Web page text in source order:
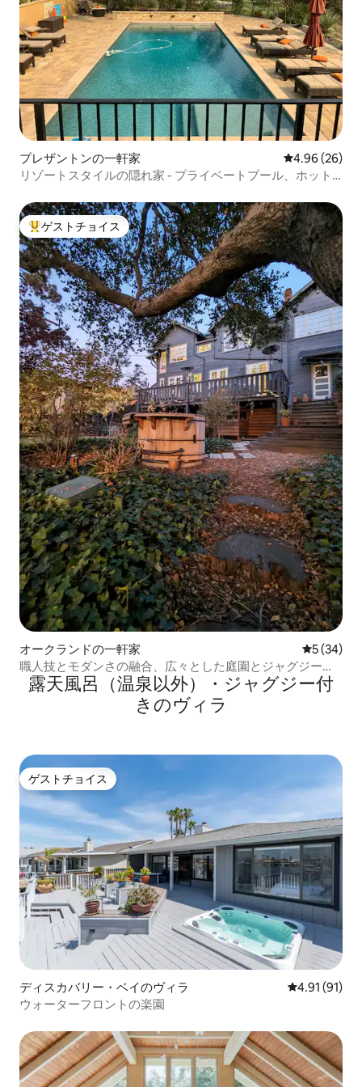
プレザントンの一軒家 レビュー26
4.96 (26)
リゾートスタイルの隠れ家 - プライベートプール、ホット
大好評のゲストチョイスです。
ゲストチョイス
オークランドの一軒家 レビュー
5 (34)
職人技とモダンさの融合、広々とした庭園とジャグジー付
き露天風呂（温泉以外）・ジャグジー付
きのヴィラ
ゲストチョイス
ゲストチョイス
ディスカバリー・ベイのヴィラ レビュー91
4.91 (91)
ウォーターフロントの楽園